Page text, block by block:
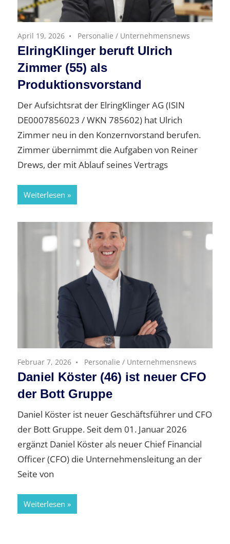
April 19, 2026 Personalie / Unternehmensnews
ElringKlinger beruft Ulrich
Zimmer (55) als
Produktionsvorstand
Der Aufsichtsrat der ElringKlinger AG (ISIN
DE0007856023 / WKN 785602) hat Ulrich
Zimmer neu in den Konzernvorstand berufen.
Zimmer übernimmt die Aufgaben von Reiner
Drews, der mit Ablauf seines Vertrags
Weiterlesen
Februar 7, 2026 Personalie / Unternehmensnews
Daniel Köster (46) ist neuer CFO
der Bott Gruppe
Daniel Köster ist neuer Geschäftsführer und CFO
der Bott Gruppe. Seit dem 01. Januar 2026
ergänzt Daniel Köster als neuer Chief Financial
Officer (CFO) die Unternehmensleitung an der
Seite von
Weiterlesen